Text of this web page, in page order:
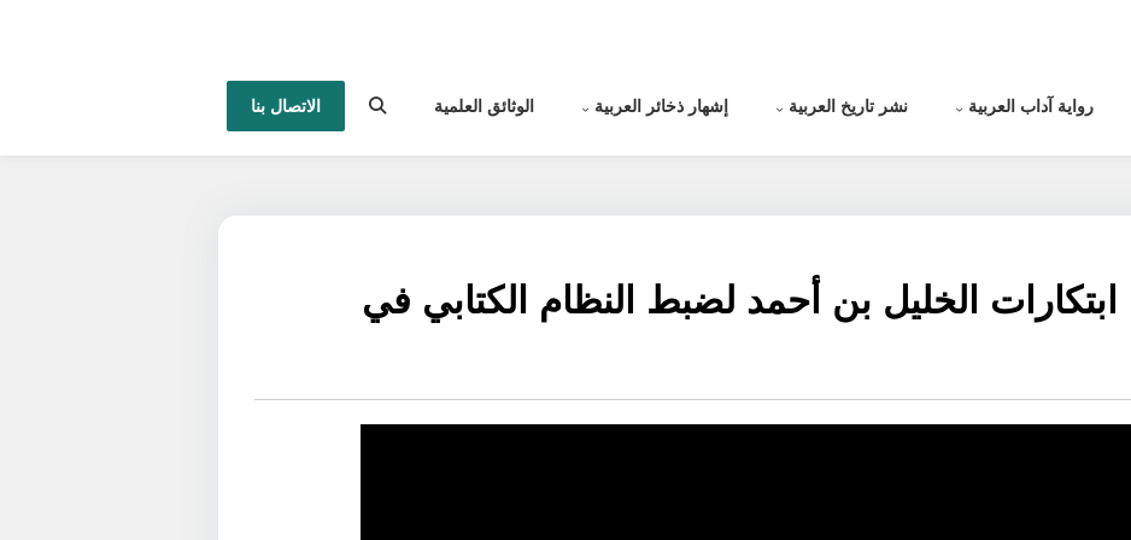
رواية آداب العربية نشر تاريخ العربية إشهار ذخائر العربية الوثائق العلمية الاتصال بنا
الخليل بن أحمد لضبط النظام الكتابي في